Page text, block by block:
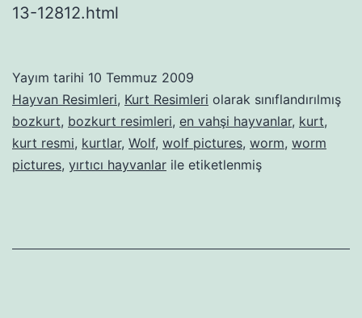
13-12812.html
Yayım tarihi 10 Temmuz 2009
Hayvan Resimleri, Kurt Resimleri olarak sınıflandırılmış
bozkurt, bozkurt resimleri, en vahşi hayvanlar, kurt,
kurt resmi, kurtlar, Wolf, wolf pictures, worm, worm
pictures, yırtıcı hayvanlar ile etiketlenmiş